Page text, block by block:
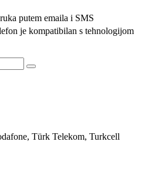
putem emaila i SMS
je kompatibilan s tehnologijom
Türk Telekom, Turkcell